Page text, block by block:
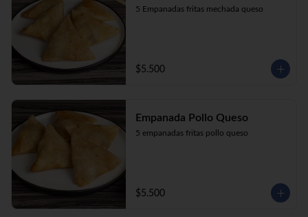
5 Empanadas fritas mechada queso
$5.500
Empanada Pollo Queso
5 empanadas fritas pollo queso
$5.500